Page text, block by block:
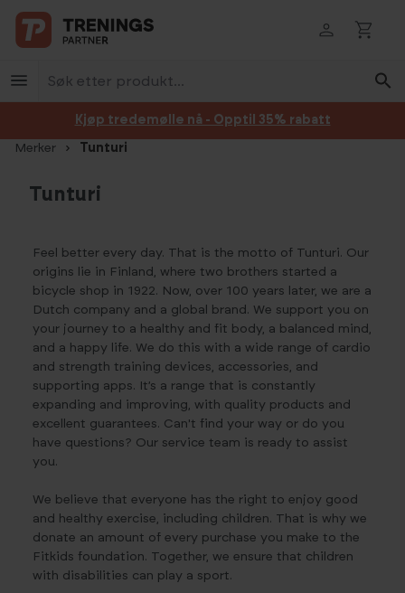
Hopp til innhold
Kjøp tredemølle nå - Opptil 35% rabatt
Merker Tunturi
Tunturi
Feel better every day. That is the motto of Tunturi. Our
origins lie in Finland, where two brothers started a
bicycle shop in 1922. Now, over 100 years later, we are a
Dutch company and a global brand. We support you on
your journey to a healthy and fit body, a balanced mind,
and a happy life. We do this with a wide range of cardio
and strength training devices, accessories, and
supporting apps. It’s a range that is constantly
expanding and improving, with quality products and
excellent guarantees. Can't find your way or do you
have questions? Our service team is ready to assist
you.
We believe that everyone has the right to enjoy good
and healthy exercise, including children. That is why we
donate an amount of every purchase you make to the
Fitkids foundation. Together, we ensure that children
with disabilities can play a sport.